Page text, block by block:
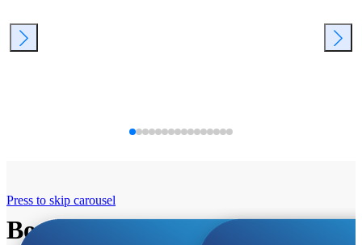
Bosch super cene
Press to skip carousel